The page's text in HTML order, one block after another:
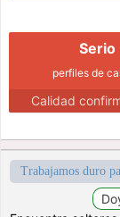
Serio
perfiles de
Calidad
Trabajamos duro